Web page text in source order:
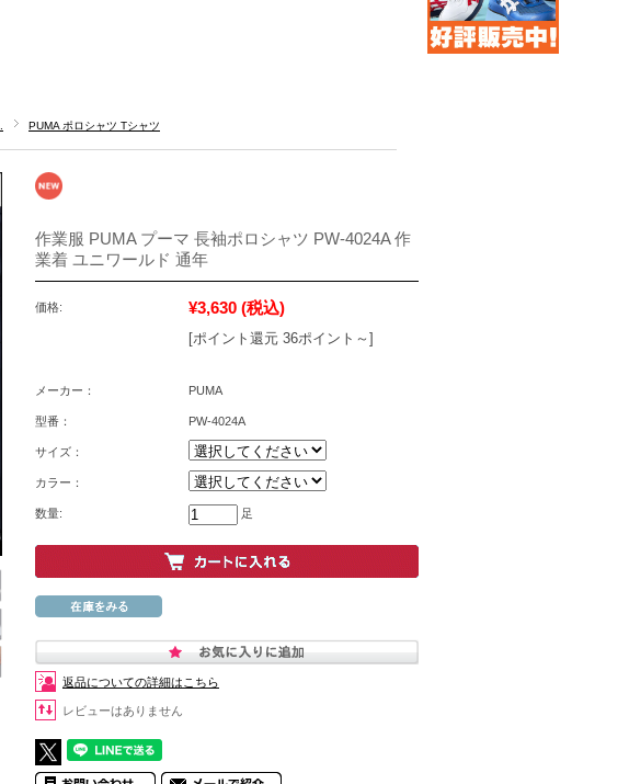
PUMA ポロシャツ Tシャツ
作業服 PUMA プーマ 長袖ポロシャツ PW-4024A 作
業着 ユニワールド 通年
価格: ¥3,630 (税込)
[ポイント還元 36ポイント～]
メーカー： PUMA
型番： PW-4024A
サイズ：
カラー：
数量: 足
返品についての詳細はこちら
レビューはありません